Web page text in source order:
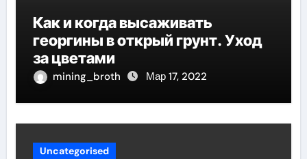
Как и когда высаживать
георгины в открый грунт. Уход
за цветами
mining_broth Мар 17, 2022
Uncategorised